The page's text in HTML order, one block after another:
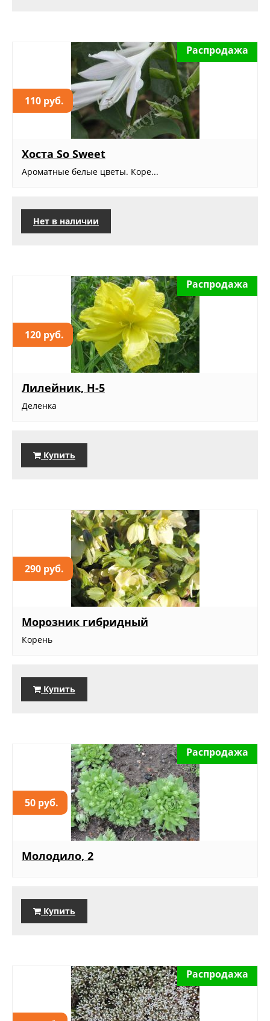
110 руб.
Распродажа
Хоста So Sweet
Ароматные белые цветы. Коре...
Нет в наличии
120 руб.
Распродажа
Лилейник, Н-5
Деленка
Купить
290 руб.
Морозник гибридный
Корень
Купить
50 руб.
Распродажа
Молодило, 2
Купить
Распродажа